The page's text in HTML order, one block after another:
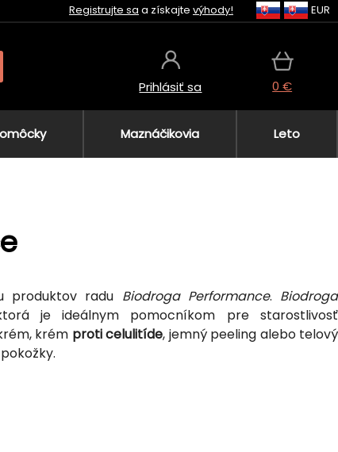
Registrujte sa a získajte výhody! EUR
Prihlásiť sa 0 €
Maznáčikovia Leto
produktov radu Biodroga Performance. Biodroga
je ideálnym pomocníkom pre starostlivosť
krém proti celulitíde, jemný peeling alebo telový